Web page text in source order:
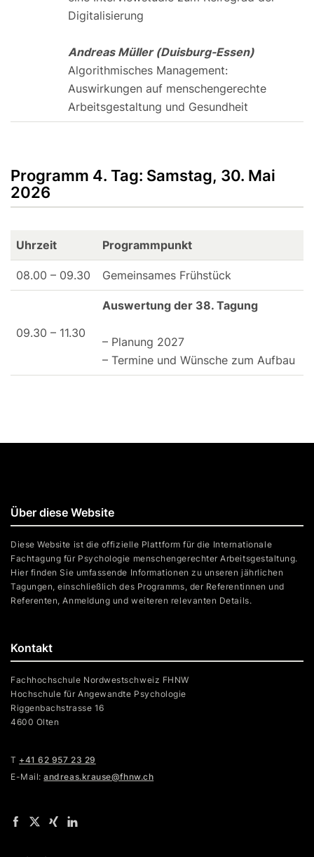
Digitalisierung
Andreas Müller (Duisburg-Essen)
Algorithmisches Management:
Auswirkungen auf menschengerechte
Arbeitsgestaltung und Gesundheit
Programm 4. Tag: Samstag, 30. Mai
2026
Uhrzeit Programmpunkt
08.00 – 09.30 Gemeinsames Frühstück
09.30 – 11.30
Auswertung der 38. Tagung
– Planung 2027
– Termine und Wünsche zum Aufbau
Kontakt
Fachhochschule Nordwestschweiz FHNW
Hochschule für Angewandte Psychologie
Riggenbachstrasse 16
4600 Olten
T +41 62 957 23 29
E-Mail:andreas.krause@fhnw.ch
Über diese Website
Diese Website ist die offizielle Plattform für die Internationale
Fachtagung für Psychologie menschengerechter Arbeitsgestaltung.
Hier finden Sie umfassende Informationen zu unseren jährlichen
Tagungen, einschließlich des Programms, der Referentinnen und
Referenten, Anmeldung und weiteren relevanten Details.